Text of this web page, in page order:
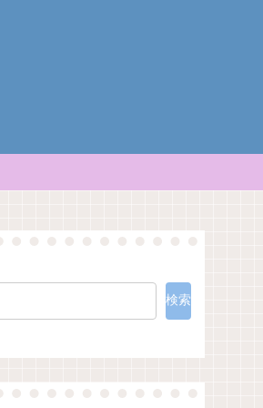
検索